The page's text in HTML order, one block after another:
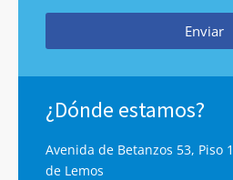
Enviar
¿Dónde estamos?
Avenida de Betanzos 53, Piso
de Lemos